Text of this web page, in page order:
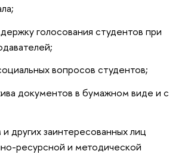
голосования студентов при
вопросов студентов;
документов в бумажном виде и с
других заинтересованных лиц
ресурсной и методической